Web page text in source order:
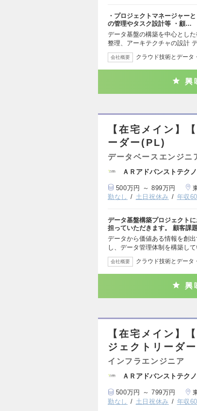
・プロジェクトマネージャー
の管理やタスク設計等 ・顧…
データ基盤の構築を中心とし
整理、アーキテクチャの設計
会社概要 クラウド技術とデータ
興
【在宅メイン】
ーダー(PL)
データベースエンジニ
ＡＲアドバンストテク
500万円 ～ 899万円
勤なし
土日祝休み 年収
データ基盤構築プロジェクト
担っていただきます。 顧客課
データから価値ある情報を創
し、データ管理体制を構築し
会社概要 クラウド技術とデータ
興
【在宅メイン】
ジェクトリーダ
インフラエンジニア
ＡＲアドバンストテク
500万円 ～ 799万円
勤なし
土日祝休み 年収